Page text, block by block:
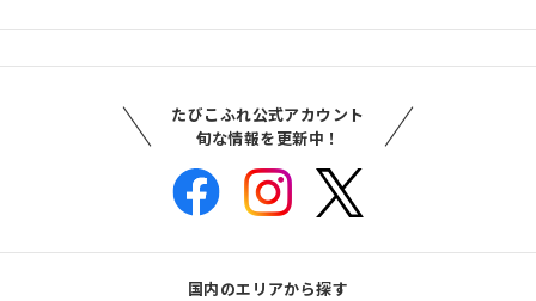
たびこふれ公式アカウント
旬な情報を更新中！
国内のエリアから探す